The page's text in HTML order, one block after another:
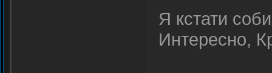
Я кстати
Интересно,